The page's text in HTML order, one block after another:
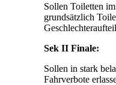
Sollen Toiletten
grundsätzlich
Sek II Finale:
Sollen in stark
Fahrverbote